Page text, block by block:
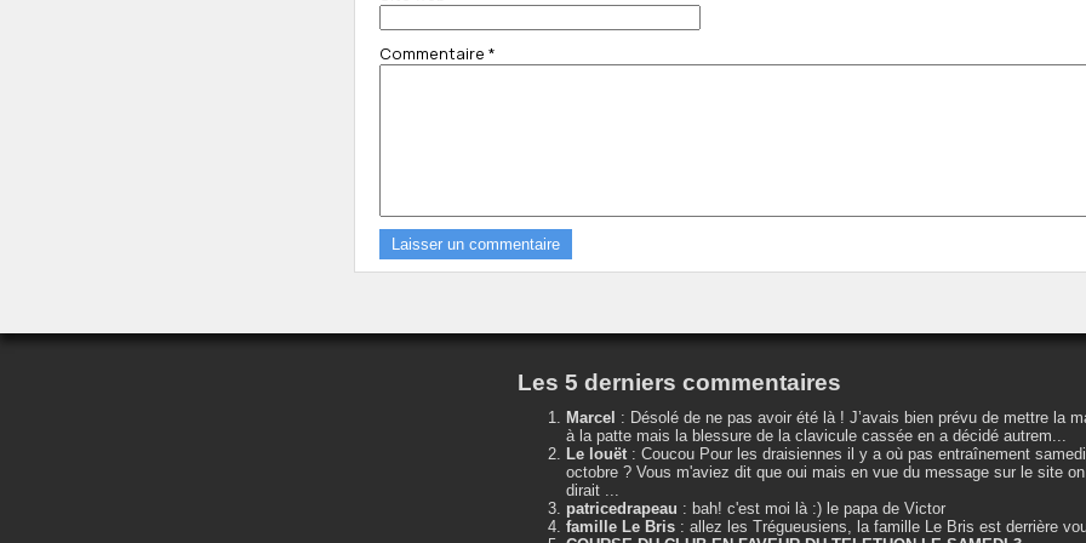
Commentaire *
Les 5 derniers commentaires
Marcel : Désolé de ne pas avoir été là ! J’avais bien prévu de mettre la
à la patte mais la blessure de la clavicule cassée en a décidé autrem...
Le louët: Coucou Pour les draisiennes il y a où pas entraînement
octobre ? Vous m'aviez dit que oui mais en vue du message sur le site on
dirait ...
patricedrapeau : bah! c'est moi là :) le papa de Victor
famille Le Bris : allez les Trégueusiens, la famille Le Bris est derrière